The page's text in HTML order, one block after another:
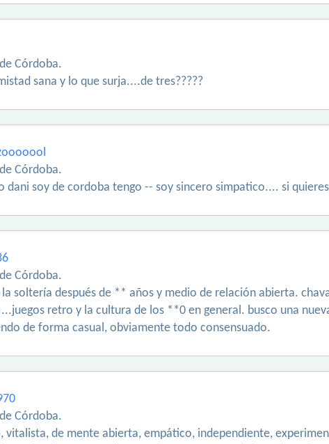
Córdoba.
sana y lo que surja....de tres?????
Córdoba.
dani soy de cordoba tengo -- soy sincero simpatico.... si
Córdoba.
soltería después de ** años y medio de relación abierta.
retro y la cultura de los **0 en general. busco una
de forma casual, obviamente todo consensuado.
Córdoba.
vitalista, de mente abierta, empático, independiente,